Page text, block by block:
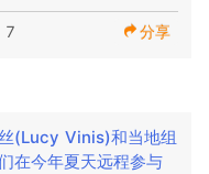
7 分享
(Lucy Vinis)和当地组
在今年夏天远程参与